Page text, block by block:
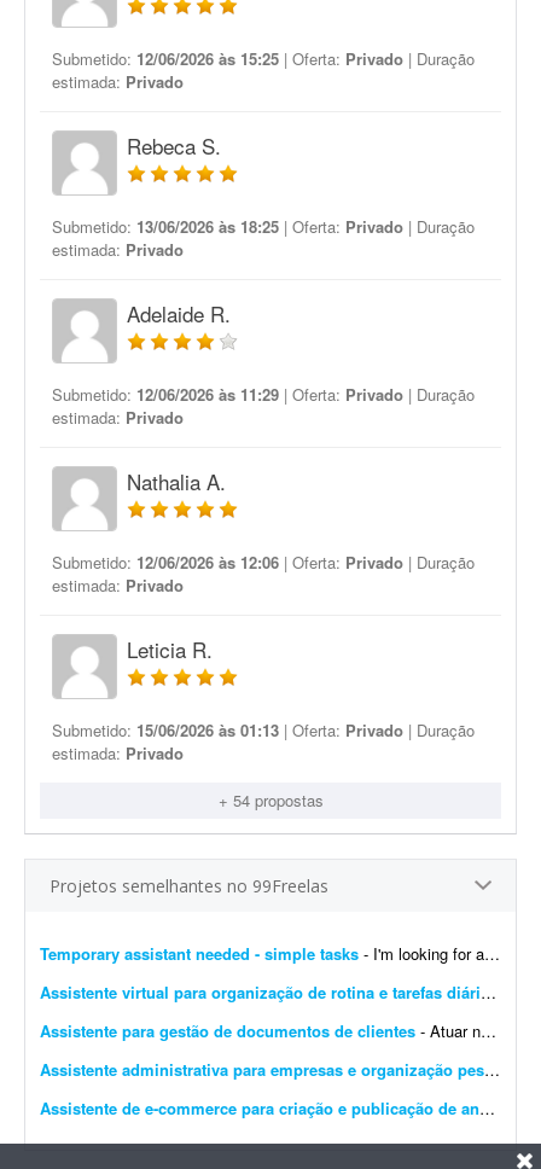
Submetido: 12/06/2026 às 15:25 | Oferta: Privado | Duração
estimada: Privado
Rebeca S.
Submetido: 13/06/2026 às 18:25 | Oferta: Privado | Duração
estimada: Privado
Adelaide R.
Submetido: 12/06/2026 às 11:29 | Oferta: Privado | Duração
estimada: Privado
Nathalia A.
Submetido: 12/06/2026 às 12:06 | Oferta: Privado | Duração
estimada: Privado
Leticia R.
Submetido: 15/06/2026 às 01:13 | Oferta: Privado | Duração
estimada: Privado
+ 54 propostas
Projetos semelhantes no 99Freelas
Temporary assistant needed - simple tasks - I'm looking for a reliable person to help with a short-term project involving simple tasks. No previous experience or special skills are required. Clear instructions will be provided, and the...
Assistente virtual para organização de rotina e tarefas diárias
Assistente para gestão de documentos de clientes - Atuar no acompanhamento e gestão de documentos enviados por clientes do escritório, garantindo organização, padronização e controle eficiente dos arquivos:...
Assistente administrativa para empresas e organização pessoal
Assistente de e-commerce para criação e publicação de anúncios (1 semana)